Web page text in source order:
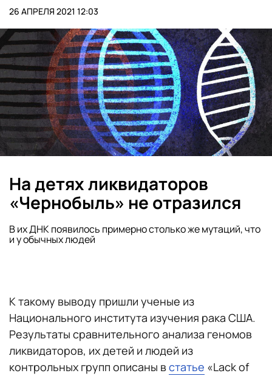
26 АПРЕЛЯ 2021 12:03
На детях ликвидаторов
«Чернобыль» не отразился
В их ДНК появилось примерно столько же мутаций, что
и у обычных людей
К такому выводу пришли ученые из
Национального института изучения рака США.
Результаты сравнительного анализа геномов
ликвидаторов, их детей и людей из
контрольных групп описаны в статье «Lack of